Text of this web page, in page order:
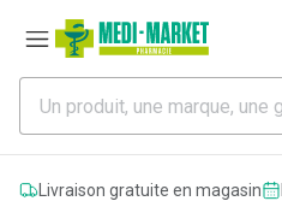
Livraison gratuite en magasin